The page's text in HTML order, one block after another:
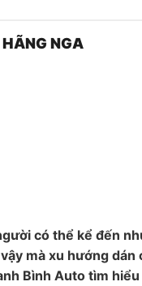
NGA
có thể kể đến
mà xu hướng
Bình Auto tìm